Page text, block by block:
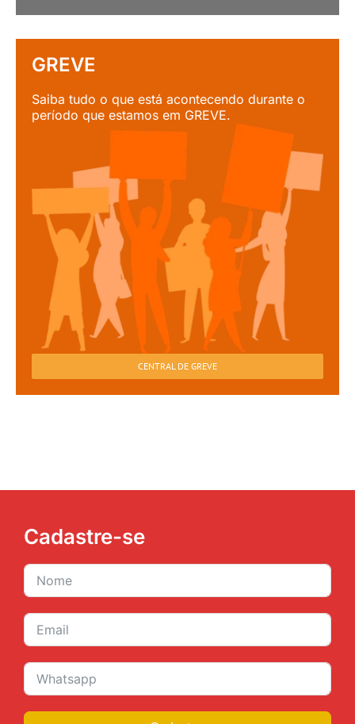
GREVE
Saiba tudo o que está acontecendo durante o
período que estamos em GREVE.
CENTRAL DE GREVE
Cadastre-se